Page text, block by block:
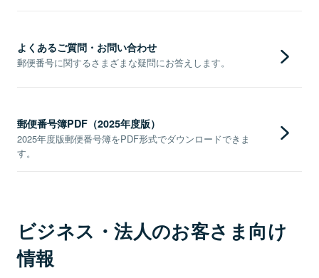
よくあるご質問・お問い合わせ
郵便番号に関するさまざまな疑問にお答えします。
郵便番号簿PDF（2025年度版）
2025年度版郵便番号簿をPDF形式でダウンロードできま
す。
ビジネス・法人のお客さま向け
情報